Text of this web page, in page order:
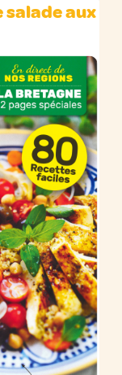
salade aux